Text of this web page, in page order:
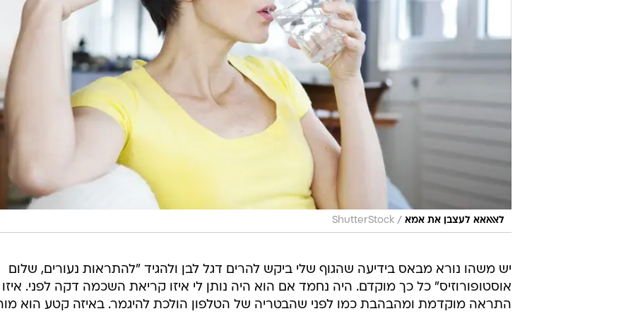
לאאאאא לעצבן את אמא /
ShutterStock
יש משהו נורא מבאס בידיעה שהגוף שלי ביקש להרים דגל לבן ולהגיד "להתראות נעורים, שלום
אוסטופורוזיס" כל כך מוקדם. היה נחמד אם הוא היה נותן לי איזו קריאת השכמה דקה לפני. איזו
התראה מוקדמת ומהבהבת כמו לפני שהבטריה של הטלפון הולכת להיגמר. באיזה קטע הוא